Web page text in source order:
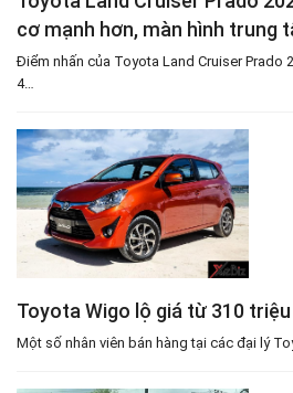
cơ mạnh hơn, màn hình trung
Điểm nhấn của Toyota Land Cruiser Prado
4…
Toyota Wigo lộ giá từ 310
Một số nhân viên bán hàng tại các đại lý